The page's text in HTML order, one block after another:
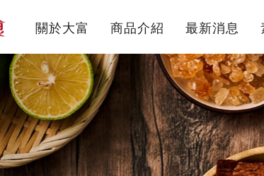
關於大富
About us
商品介紹
Products
最新消息
News